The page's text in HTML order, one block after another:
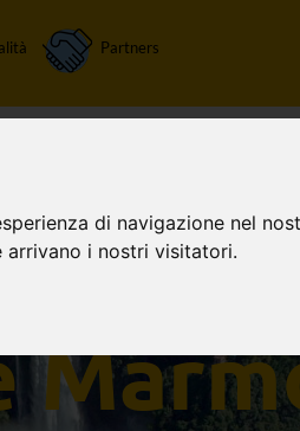
di navigazione nel
arrivano i nostri visitatori.
Partners